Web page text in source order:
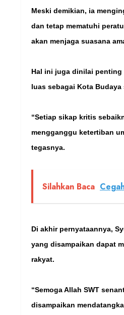
Meski demikian, ia
dan tetap mematuhi
akan menjaga suasana
Hal ini juga dinilai penting
luas sebagai Kota
“Setiap sikap kritis
mengganggu ketertiban
tegasnya.
Silahkan Baca
Di akhir pernyataannya,
yang disampaikan dapat
rakyat.
“Semoga Allah SWT
disampaikan